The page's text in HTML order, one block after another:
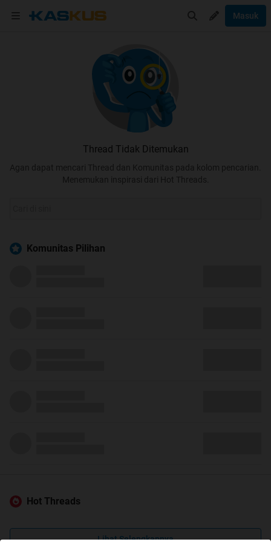
Masuk
Thread Tidak Ditemukan
Agan dapat mencari Thread dan Komunitas pada kolom pencarian.
Menemukan inspirasi dari Hot Threads.
Komunitas Pilihan
Hot Threads
Lihat Selengkapnya